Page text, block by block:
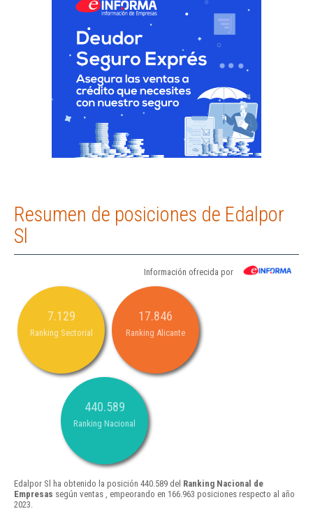
Resumen de posiciones de Edalpor
Sl
Información ofrecida por
7.129
Ranking Sectorial
17.846
Ranking Alicante
440.589
Ranking Nacional
Edalpor Sl ha obtenido la posición 440.589 del Ranking Nacional de
Empresas según ventas , empeorando en 166.963 posiciones respecto al año
2023.